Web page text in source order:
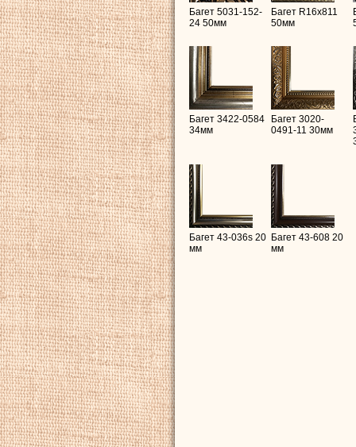
Багет 5031-152-
24 50мм
Багет R16х811
50мм
Багет 3422-0584
34мм
Багет 3020-
0491-11 30мм
Багет 43-036s 20
мм
Багет 43-608 20
мм